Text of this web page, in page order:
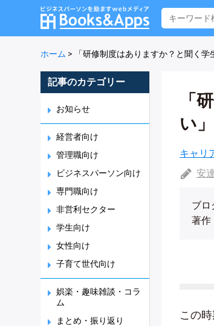
ホーム > 「研修制度はありますか？と聞く
記事のカテゴリー
お知らせ
経営者向け
管理職向け
ビジネスパーソン向け
専門職向け
非営利セクター
学生向け
女性向け
子育て世代向け
娯楽・趣味雑談・コラ
ム
まとめ・振り返り
「
い
キャリ
安
ブロ
著作
この